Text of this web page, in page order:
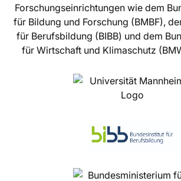
Forschungseinrichtungen wie dem
für Bildung und Forschung (BMBF),
für Berufsbildung (BIBB) und dem
für Wirtschaft und Klimaschutz